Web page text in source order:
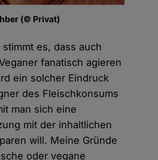
(© Privat)
es, dass auch
fanatisch agieren
ein solcher Eindruck
des Fleischkonsums
man sich eine
mit der inhaltlichen
will. Meine Gründe
oder vegane